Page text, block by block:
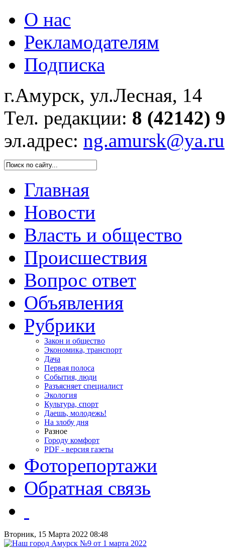
О нас
Рекламодателям
Подписка
г.Амурск, ул.Лесная, 14
Тел. редакции: 8 (42142)
эл.адрес: ng.amursk@ya.ru
Главная
Новости
Власть и общество
Происшествия
Вопрос ответ
Объявления
Рубрики
Закон и общество
Экономика, транспорт
Дача
Первая полоса
События, люди
Разъясняет специалист
Экология
Культура, спорт
Даешь, молодежь!
На злобу дня
Разное
Городу комфорт
PDF - версия газеты
Фоторепортажи
Обратная связь
Вторник, 15 Марта 2022 08:48